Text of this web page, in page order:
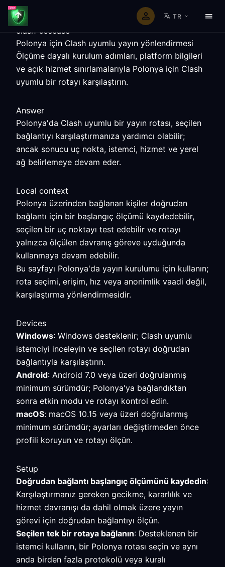
TR
clash-usecase
Polonya için Clash uyumlu yayın yönlendirmesi
Ölçüme dayalı kurulum adımları, platform bilgileri
ve açık hizmet sınırlamalarıyla Polonya için Clash
uyumlu bir rotayı karşılaştırın.
Answer
Polonya'da Clash uyumlu bir yayın rotası, seçilen
bağlantıyı karşılaştırmanıza yardımcı olabilir;
ancak sonucu uç nokta, istemci, hizmet ve yerel
ağ belirlemeye devam eder.
Local context
Polonya üzerinden bağlanan kişiler doğrudan
bağlantı için bir başlangıç ölçümü kaydedebilir,
seçilen bir uç noktayı test edebilir ve rotayı
yalnızca ölçülen davranış göreve uyduğunda
kullanmaya devam edebilir.
Bu sayfayı Polonya'da yayın kurulumu için kullanın;
rota seçimi, erişim, hız veya anonimlik vaadi değil,
karşılaştırma yönlendirmesidir.
Devices
Windows: Windows desteklenir; Clash uyumlu
istemciyi inceleyin ve seçilen rotayı doğrudan
bağlantıyla karşılaştırın.
Android: Android 7.0 veya üzeri doğrulanmış
minimum sürümdür; Polonya'ya bağlandıktan
sonra etkin modu ve rotayı kontrol edin.
macOS: macOS 10.15 veya üzeri doğrulanmış
minimum sürümdür; ayarları değiştirmeden önce
profili koruyun ve rotayı ölçün.
Setup
Doğrudan bağlantı başlangıç ölçümünü kaydedin:
Karşılaştırmanız gereken gecikme, kararlılık ve
hizmet davranışı da dahil olmak üzere yayın
görevi için doğrudan bağlantıyı ölçün.
Seçilen tek bir rotaya bağlanın: Desteklenen bir
istemci kullanın, bir Polonya rotası seçin ve aynı
anda birden fazla protokolü veya kuralı